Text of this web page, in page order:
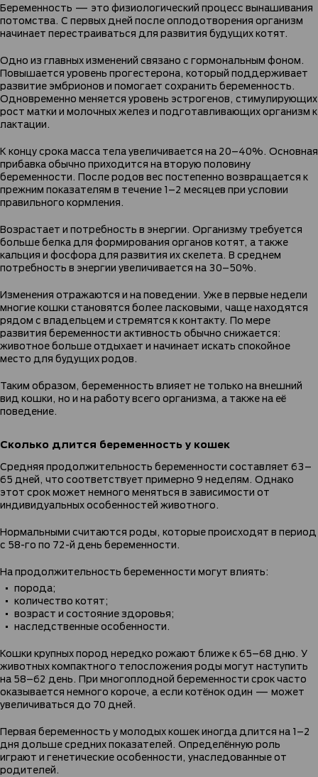
Беременность — это физиологический процесс вынашивания
потомства. С первых дней после оплодотворения организм
начинает перестраиваться для развития будущих котят.
Одно из главных изменений связано с гормональным фоном.
Повышается уровень прогестерона, который поддерживает
развитие эмбрионов и помогает сохранить беременность.
Одновременно меняется уровень эстрогенов, стимулирующих
рост матки и молочных желез и подготавливающих организм к
лактации.
К концу срока масса тела увеличивается на 20–40%. Основная
прибавка обычно приходится на вторую половину
беременности. После родов вес постепенно возвращается к
прежним показателям в течение 1–2 месяцев при условии
правильного кормления.
Возрастает и потребность в энергии. Организму требуется
больше белка для формирования органов котят, а также
кальция и фосфора для развития их скелета. В среднем
потребность в энергии увеличивается на 30–50%.
Изменения отражаются и на поведении. Уже в первые недели
многие кошки становятся более ласковыми, чаще находятся
рядом с владельцем и стремятся к контакту. По мере
развития беременности активность обычно снижается:
животное больше отдыхает и начинает искать спокойное
место для будущих родов.
Таким образом, беременность влияет не только на внешний
вид кошки, но и на работу всего организма, а также на её
поведение.
Сколько длится беременность у кошек
Средняя продолжительность беременности составляет 63–
65 дней, что соответствует примерно 9 неделям. Однако
этот срок может немного меняться в зависимости от
индивидуальных особенностей животного.
Нормальными считаются роды, которые происходят в период
с 58-го по 72-й день беременности.
На продолжительность беременности могут влиять:
порода;
количество котят;
возраст и состояние здоровья;
наследственные особенности.
Кошки крупных пород нередко рожают ближе к 65–68 дню. У
животных компактного телосложения роды могут наступить
на 58–62 день. При многоплодной беременности срок часто
оказывается немного короче, а если котёнок один — может
увеличиваться до 70 дней.
Первая беременность у молодых кошек иногда длится на 1–2
дня дольше средних показателей. Определённую роль
играют и генетические особенности, унаследованные от
родителей.